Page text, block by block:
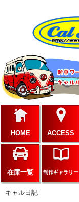
HOME ACCESS
在庫一覧 制作ギャラリー
キャル日記